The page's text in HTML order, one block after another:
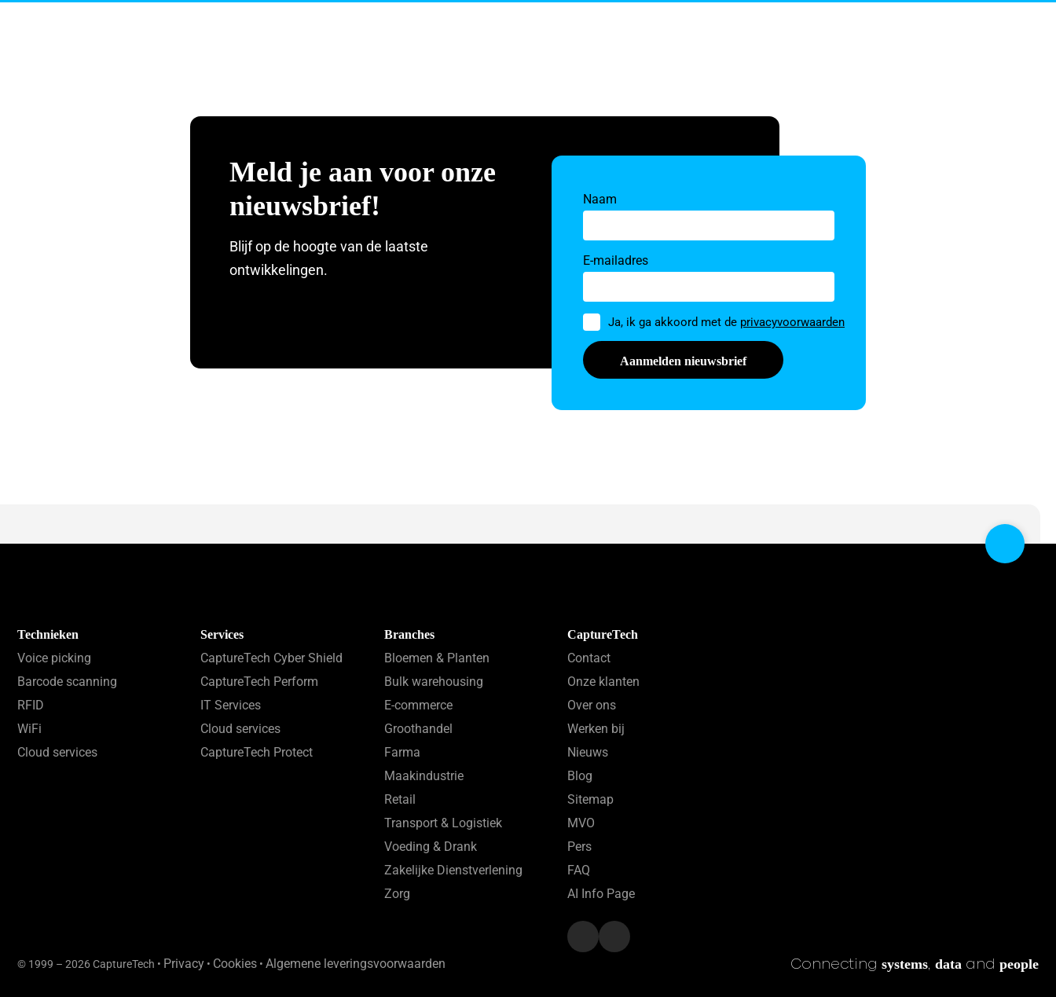
Meld je aan voor onze
nieuwsbrief!
Blijf op de hoogte van de laatste
ontwikkelingen.
Naam
E-mailadres
Toestemming
Ja, ik ga akkoord met de privacyvoorwaarden
Technieken
Voice picking
Barcode scanning
RFID
WiFi
Cloud services
Services
CaptureTech Cyber Shield
CaptureTech Perform
IT Services
Cloud services
CaptureTech Protect
Branches
Bloemen & Planten
Bulk warehousing
E-commerce
Groothandel
Farma
Maakindustrie
Retail
Transport & Logistiek
Voeding & Drank
Zakelijke Dienstverlening
Zorg
CaptureTech
Contact
Onze klanten
Over ons
Werken bij
Nieuws
Blog
Sitemap
MVO
Pers
FAQ
AI Info Page
© 1999 – 2026 CaptureTech • Privacy • Cookies • Algemene leveringsvoorwaarden Connecting systems, data and people